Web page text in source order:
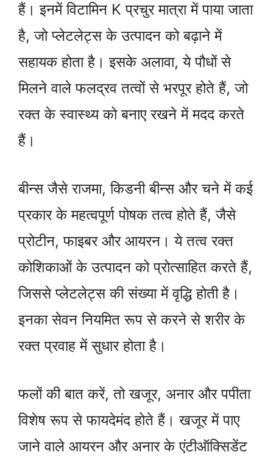
हैं। इनमें विटामिन K प्रचुर मात्रा में पाया जाता
है, जो प्लेटलेट्स के उत्पादन को बढ़ाने में
सहायक होता है। इसके अलावा, ये पौधों से
मिलने वाले फलद्रव तत्वों से भरपूर होते हैं, जो
रक्त के स्वास्थ्य को बनाए रखने में मदद करते
हैं।
बीन्स जैसे राजमा, किडनी बीन्स और चने में कई
प्रकार के महत्वपूर्ण पोषक तत्व होते हैं, जैसे
प्रोटीन, फाइबर और आयरन। ये तत्व रक्त
कोशिकाओं के उत्पादन को प्रोत्साहित करते हैं,
जिससे प्लेटलेट्स की संख्या में वृद्धि होती है।
इनका सेवन नियमित रूप से करने से शरीर के
रक्त प्रवाह में सुधार होता है।
फलों की बात करें, तो खजूर, अनार और पपीता
विशेष रूप से फायदेमंद होते हैं। खजूर में पाए
जाने वाले आयरन और अनार के एंटीऑक्सिडेंट